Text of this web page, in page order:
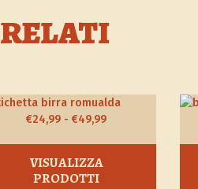
€24,99 - €49,99Fascia
VISUALIZZA
PRODOTTI